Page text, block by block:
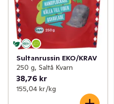
Sultanrussin EKO/KRAV
250 g, Saltå Kvarn
38,76 kr
155,04 kr /kg